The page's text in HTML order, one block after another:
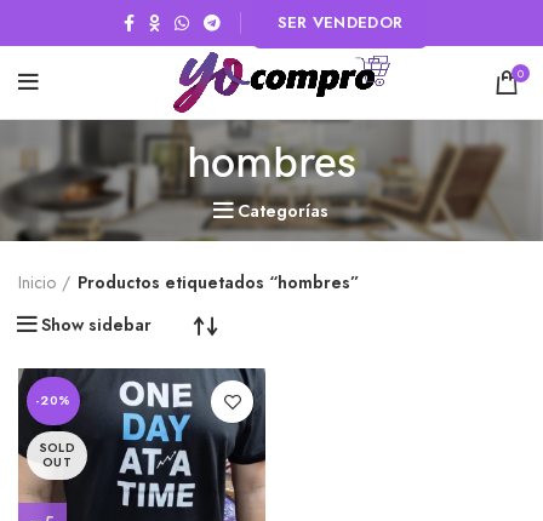
SER VENDEDOR
0
hombres
Categorías
Inicio
Productos etiquetados “hombres”
Show sidebar
-20%
SOLD
OUT